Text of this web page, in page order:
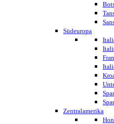
Südeuropa
Zentralamerika